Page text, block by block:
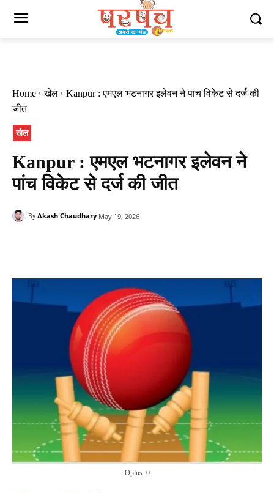
Home खेल
Kanpur : एमएल भटनागर इलेवन ने पांच विकेट से दर्ज की
जीत
खेल
Kanpur : एमएल भटनागर इलेवन ने
पांच विकेट से दर्ज की जीत
By Akash Chaudhary May 19, 2026
Oplus_0